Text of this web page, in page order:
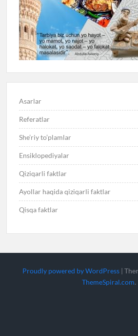
Asarlar
Referatlar
She’riy to’plamlar
Ensiklopediyalar
Qiziqarli faktlar
Ayollar haqida qiziqarli faktlar
Qisqa faktlar
Proudly powered by WordPress |
ThemeSpiral.com.